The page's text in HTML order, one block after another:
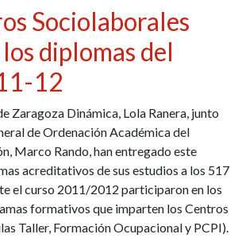
Sociolaborales
diplomas del
12
Zaragoza Dinámica, Lola Ranera, junto
de Ordenación Académica del
Marco Rando, han entregado este
acreditativos de sus estudios a los 517
el curso 2011/2012 participaron en los
formativos que imparten los Centros
Taller, Formación Ocupacional y PCPI).